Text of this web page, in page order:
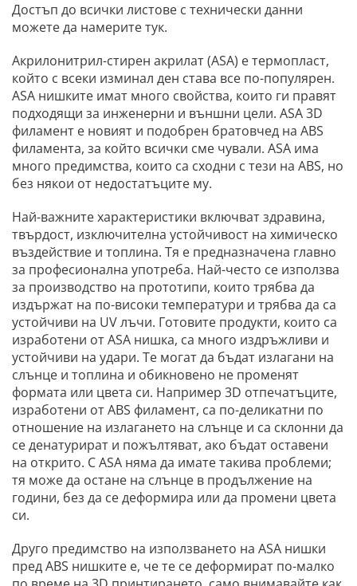
Достъп до всички листове с технически данни
можете да намерите тук.
Акрилонитрил-стирен акрилат (ASA) е термопласт,
който с всеки изминал ден става все по-популярен.
ASA нишките имат много свойства, които ги правят
подходящи за инженерни и външни цели. ASA 3D
филамент е новият и подобрен братовчед на ABS
филамента, за който всички сме чували. ASA има
много предимства, които са сходни с тези на ABS, но
без някои от недостатъците му.
Най-важните характеристики включват здравина,
твърдост, изключителна устойчивост на химическо
въздействие и топлина. Тя е предназначена главно
за професионална употреба. Най-често се използва
за производство на прототипи, които трябва да
издържат на по-високи температури и трябва да са
устойчиви на UV лъчи. Готовите продукти, които са
изработени от ASA нишка, са много издръжливи и
устойчиви на удари. Те могат да бъдат излагани на
слънце и топлина и обикновено не променят
формата или цвета си. Например 3D отпечатъците,
изработени от ABS филамент, са по-деликатни по
отношение на излагането на слънце и са склонни да
се денатурират и пожълтяват, ако бъдат оставени
на открито. С ASA няма да имате такива проблеми;
тя може да остане на слънце в продължение на
години, без да се деформира или да промени цвета
си.
Друго предимство на използването на ASA нишки
пред ABS нишките е, че те се деформират по-малко